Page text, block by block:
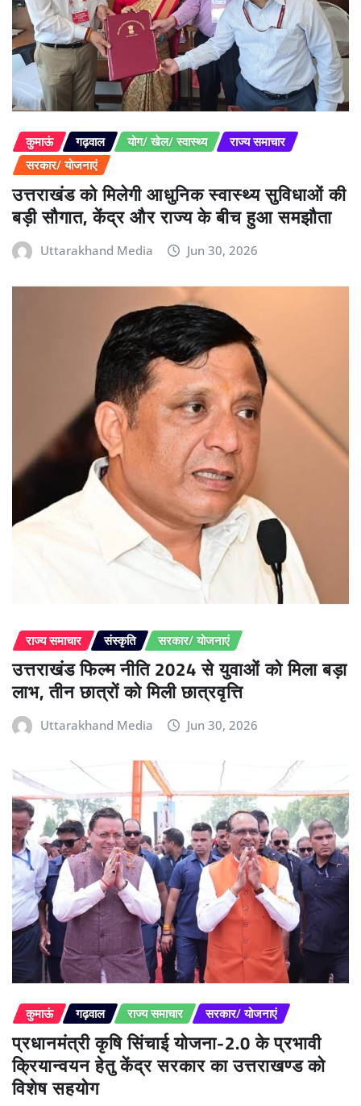
कुमाऊं गढ़वाल योग/ खेल/ स्वास्थ्य
राज्य समाचार
सरकार/ योजनाएं
उत्तराखंड को मिलेगी आधुनिक स्वास्थ्य सुविधाओं की
बड़ी सौगात, केंद्र और राज्य के बीच हुआ समझौता
Uttarakhand Media Jun 30, 2026
राज्य समाचार संस्कृति सरकार/ योजनाएं
उत्तराखंड फिल्म नीति 2024 से युवाओं को मिला बड़ा
लाभ, तीन छात्रों को मिली छात्रवृत्ति
Uttarakhand Media Jun 30, 2026
कुमाऊं गढ़वाल राज्य समाचार सरकार/ योजनाएं
प्रधानमंत्री कृषि सिंचाई योजना-2.0 के प्रभावी
क्रियान्वयन हेतु केंद्र सरकार का उत्तराखण्ड को
विशेष सहयोग